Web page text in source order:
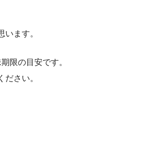
ます。
限の目安です。
さい。